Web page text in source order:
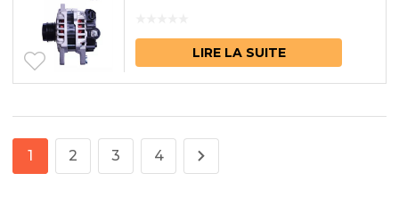
LIRE LA SUITE
1 2 3 4